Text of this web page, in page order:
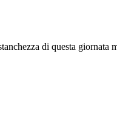
di questa giornata